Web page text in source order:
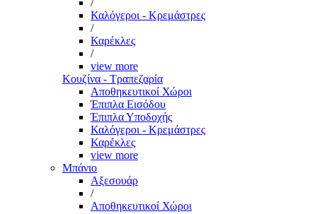
/
Καλόγεροι - Κρεμάστρες
/
Καρέκλες
/
view more
Κουζίνα - Τραπεζαρία
Αποθηκευτικοί Χώροι
Έπιπλα Εισόδου
Έπιπλα Υποδοχής
Καλόγεροι - Κρεμάστρες
Καρέκλες
view more
Μπάνιο
Αξεσουάρ
/
Αποθηκευτικοί Χώροι